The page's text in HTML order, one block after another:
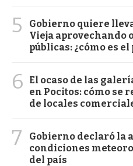
5
Gobierno quiere
Vieja aprovechando
públicas: ¿cómo es el
6
El ocaso de las
en Pocitos: cómo se
de locales
7
Gobierno declaró la
condiciones
del país